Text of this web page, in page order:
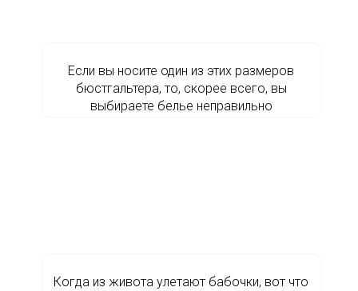
Если вы носите один из этих размеров
бюстгальтера, то, скорее всего, вы
выбираете белье неправильно
Когда из живота улетают бабочки, вот что